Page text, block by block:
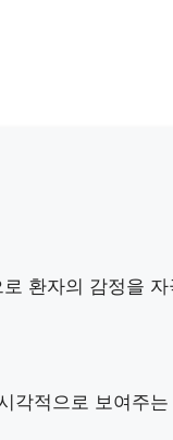
환자의 감정을
각적으로 보여주